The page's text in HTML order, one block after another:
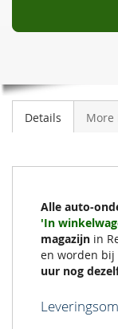
Details More
Alle auto-
'In
magazijn in
en worden bij
uur nog